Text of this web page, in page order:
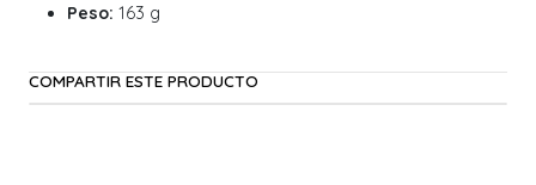
Peso: 163 g
COMPARTIR ESTE PRODUCTO